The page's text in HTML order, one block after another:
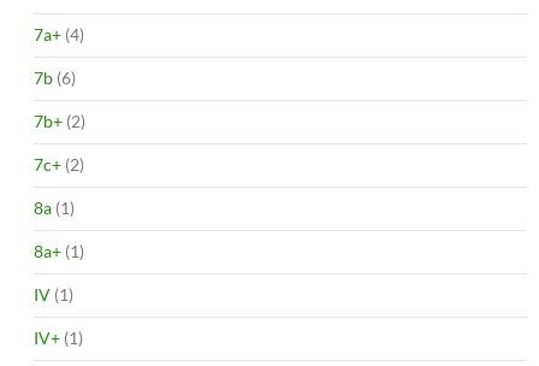
7a+ (4)
7b (6)
7b+ (2)
7c+ (2)
8a (1)
8a+ (1)
IV (1)
IV+ (1)